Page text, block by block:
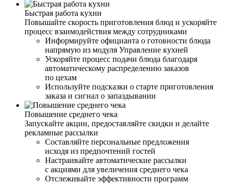
Быстрая работа кухни
Повышайте скорость приготовления блюд и ускоряйте
процесс взаимодействия между сотрудниками
Информируйте официанта о готовности блюда
напрямую из модуля Управление кухней
Ускоряйте процесс подачи блюда благодаря
автоматическому распределению заказов
по цехам
Используйте подсказки о старте приготовления
заказа и сигнал о запаздывании
Повышение среднего чека
Запускайте акции, предоставляйте скидки и делайте
рекламные рассылки
Составляйте персональные предложения
исходя из предпочтений гостей
Настраивайте автоматические рассылки
с акциями для увеличения среднего чека
Отслеживайте эффективности программ